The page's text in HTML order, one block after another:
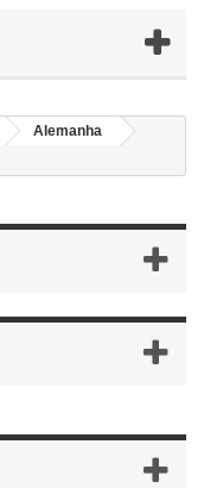
Alemanha